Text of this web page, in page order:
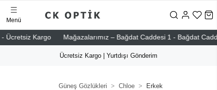
Kargo Mağazalarımız – Bağdat Caddesi 1 - Bağdat
Menü
Ücretsiz Kargo | Yurtdışı Gönderim
Güneş Gözlükleri Chloe Erkek